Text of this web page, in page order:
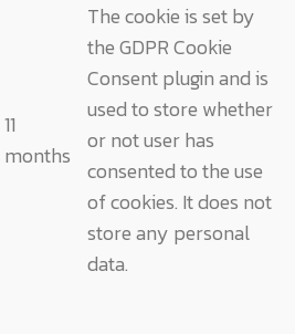
11
months
The cookie is set by
the GDPR Cookie
Consent plugin and is
used to store whether
or not user has
consented to the use
of cookies. It does not
store any personal
data.